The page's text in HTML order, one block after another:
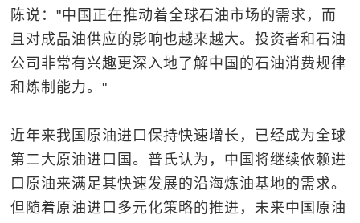
陈说："中国正在推动着全球石油市场的需求，而
且对成品油供应的影响也越来越大。投资者和石油
公司非常有兴趣更深入地了解中国的石油消费规律
和炼制能力。"
近年来我国原油进口保持快速增长，已经成为全球
第二大原油进口国。普氏认为，中国将继续依赖进
口原油来满足其快速发展的沿海炼油基地的需求。
但随着原油进口多元化策略的推进，未来中国原油